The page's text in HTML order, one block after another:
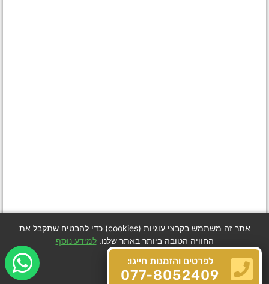
אתר זה משתמש בקבצי עוגיות (cookies) כדי להבטיח שתקבל את
החוויה הטובה ביותר באתר שלנו.למידע נוסף
Got it
לפרטים והזמנות חייגו:
077-8052409